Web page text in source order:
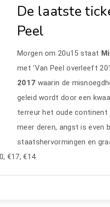
De laatste
Peel
Morgen om 20u15 staat
met 'Van Peel overleeft
2017 waarin de
geleid wordt door een
terreur het oude continent
meer deren, angst is even
staatshervormingen en
€17, €14.